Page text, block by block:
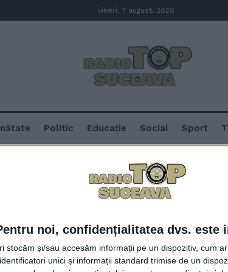
noi, confidențialitatea dvs. este
stocăm și/sau accesăm informații pe un dispozitiv, cum
unici și informații standard trimise de un
vineri, 7 august, 2026
Politic Educație Social Sport
Accident cu zece răniți,
Humorului. A fost activat